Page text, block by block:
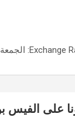
Exchange: الجمعة, 7
على الفيس